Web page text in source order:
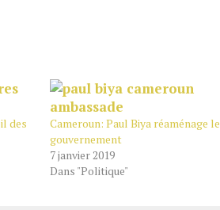
des
Cameroun: Paul Biya réaménage le
gouvernement
7 janvier 2019
Dans "Politique"